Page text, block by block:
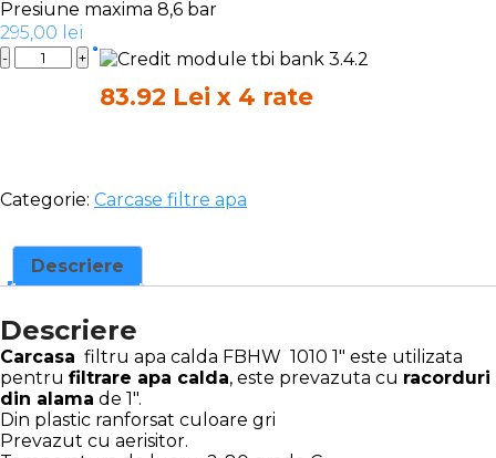
Presiune maxima 8,6 bar
295,00 lei
Quantity
83.92 Lei x 4 rate
Categorie: Carcase filtre apa
Descriere
Descriere
Carcasa filtru apa calda FBHW 1010 1″ este utilizata
pentru filtrare apa calda, este prevazuta cu racorduri
din alama de 1″.
Din plastic ranforsat culoare gri
Prevazut cu aerisitor.